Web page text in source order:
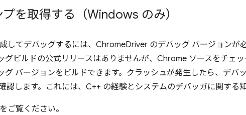
を取得する（Windows のみ）
してデバッグするには、ChromeDriver のデバッグ バージョンが必
ビルドの公式リリースはありませんが、Chrome ソースをチェッ
バージョンをビルドできます。クラッシュが発生したら、デバ
認します。これには、C++ の経験とシステムのデバッガに関する知
をご覧ください。